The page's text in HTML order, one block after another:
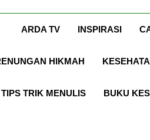
ARDA TV INSPIRASI
HIKMAH
TIPS TRIK MENULIS BUKU